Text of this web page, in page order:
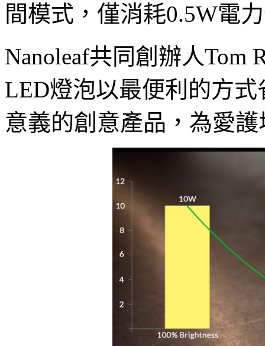
間模式，僅消耗0.5W電
Nanoleaf共同創辦人Tom
LED燈泡以最便利的方
意義的創意產品，為愛